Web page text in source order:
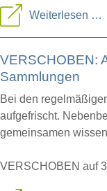
Weiterlesen …
VERSCHOBEN:
Sammlungen
Bei den
aufgefrischt.
gemeinsamen
VERSCHOBEN auf